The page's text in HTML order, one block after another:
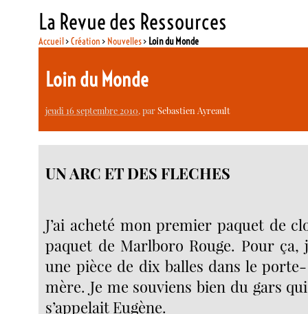
La Revue des Ressources
Accueil>Création > Nouvelles> Loin du Monde
Loin du Monde
jeudi 16 septembre 2010, parSebastien Ayreault
UN ARC ET DES FLECHES
J’ai acheté mon premier paquet de
paquet de Marlboro Rouge. Pour ça,
une pièce de dix balles dans le
mère. Je me souviens bien du gars
s’appelait Eugène.